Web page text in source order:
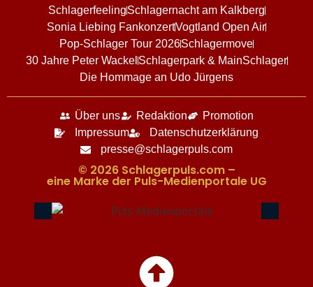
SchlagerfeelingSchlagernacht am Kalkberg
Sonia Liebing FankonzertVogtland Open Air
Pop-Schlager Tour 2026Schlagermove
30 Jahre Peter Wackel Schlagerpark & MainSchlager
Die Hommage an Udo Jürgens
Über uns Redaktion
Promotion
Impressum
Datenschutzerklärung
presse@schlagerpuls.com
© 2026 Schlagerpuls.com –
eine Marke der Puls-Medienportale UG​